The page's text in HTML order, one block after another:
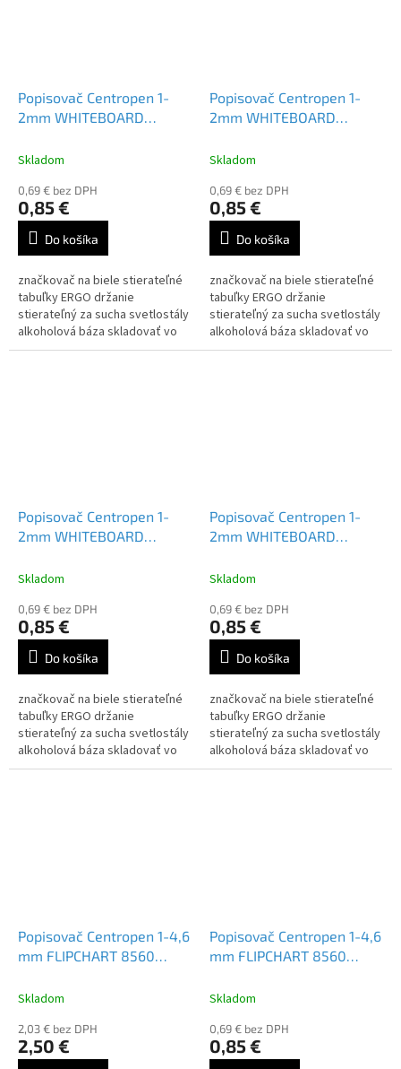
Popisovač Centropen 1-
2mm WHITEBOARD
Skladom
0,69 € bez DPH
0,85 €
Do košíka
značkovač na biele stierateľné
tabuľky ERGO držanie
stierateľný za sucha svetlostály
alkoholová báza skladovať vo
vodorovnej polohe valcový hrot
Popisovač Centropen 1-
2mm WHITEBOARD
Skladom
0,69 € bez DPH
0,85 €
Do košíka
značkovač na biele stierateľné
tabuľky ERGO držanie
stierateľný za sucha svetlostály
alkoholová báza skladovať vo
vodorovnej polohe valcový hrot
Popisovač Centropen 1-
2mm WHITEBOARD
Skladom
0,69 € bez DPH
0,85 €
Do košíka
značkovač na biele stierateľné
tabuľky ERGO držanie
stierateľný za sucha svetlostály
alkoholová báza skladovať vo
vodorovnej polohe valcový hrot
Popisovač Centropen 1-
2mm WHITEBOARD
Skladom
0,69 € bez DPH
0,85 €
Do košíka
značkovač na biele stierateľné
tabuľky ERGO držanie
stierateľný za sucha svetlostály
alkoholová báza skladovať vo
vodorovnej polohe valcový hrot
Popisovač Centropen 1-4,6
mm FLIPCHART 8560
Skladom
2,03 € bez DPH
2,50 €
Popisovač Centropen 1-4,6
mm FLIPCHART 8560
Skladom
0,69 € bez DPH
0,85 €